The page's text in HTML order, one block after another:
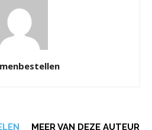
MEER VAN DEZE AUTEUR